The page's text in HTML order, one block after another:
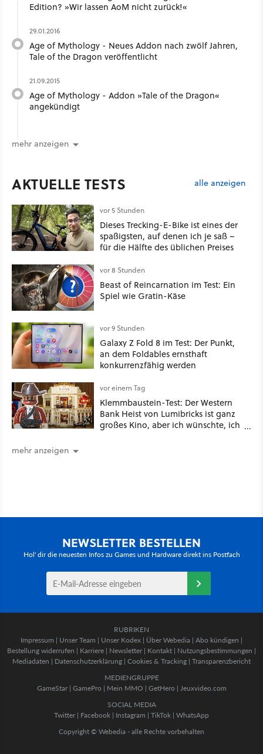
Edition? »Wir lassen AoM nicht zurück!«
29.01.2016
Age of Mythology - Neues Addon nach zwölf Jahren,
Tale of the Dragon veröffentlicht
21.09.2015
Age of Mythology - Addon »Tale of the Dragon«
angekündigt
mehr anzeigen
AKTUELLE TESTS alle anzeigen
vor 5 Stunden
Dieses Trecking-E-Bike ist eines der
spaßigsten, auf denen ich je saß –
für die Hälfte des üblichen Preises
vor 8 Stunden
Beast of Reincarnation im Test: Ein
Spiel wie Gratin-Käse
vor 9 Stunden
Galaxy Z Fold 8 im Test: Der Punkt,
an dem Foldables ernsthaft
konkurrenzfähig werden
vor einem Tag
Klemmbaustein-Test: Der Western
Bank Heist von Lumibricks ist ganz
großes Kino, aber ich wünschte, ich
mehr anzeigen
NEWSLETTER BESTELLEN
Hol' dir die neuesten Infos zu Games und Hardware direkt ins Postfach
RUBRIKEN
Impressum | Unser Team | Unser Kodex | Über Webedia | Abo kündigen |
Bestellung widerrufen | Karriere | Newsletter | Kontakt | Nutzungsbestimmungen |
Mediadaten | Datenschutzerklärung | Cookies & Tracking | Transparenzbericht
MEDIENGRUPPE
GameStar| GamePro | Mein MMO | GetHero | Jeuxvideo.com
SOCIAL MEDIA
Twitter | Facebook | Instagram | TikTok | WhatsApp
Copyright © Webedia - alle Rechte vorbehalten